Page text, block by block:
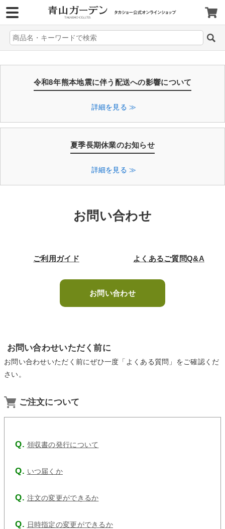
令和8年熊本地震に伴う配送への影響について
詳細を見る ≫
夏季長期休業のお知らせ
詳細を見る ≫
お問い合わせ
ご利用ガイド よくあるご質問Q&A
お問い合わせ
お問い合わせいただく前に
お問い合わせいただく前にぜひ一度「よくある質問」をご確認くだ
さい。
ご注文について
領収書の発行について
いつ届くか
注文の変更ができるか
日時指定の変更ができるか